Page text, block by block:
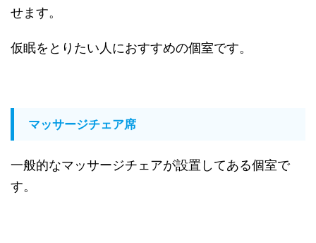
せます。
仮眠をとりたい人におすすめの個室です。
マッサージチェア席
一般的なマッサージチェアが設置してある個室で
す。